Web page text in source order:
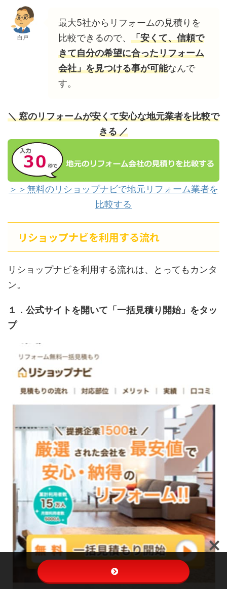
白戸
最大5社からリフォームの見積りを
比較できるので、 「安くて、信頼で
きて自分の希望に合ったリフォーム
会社」を見つける事が可能なんで
す。
＼ 窓のリフォームが安くて安心な地元業者を比較で
きる ／
＞＞無料のリショップナビで地元リフォーム業者を
比較する
リショップナビを利用する流れ
リショップナビを利用する流れは、とってもカンタ
ン。
１．公式サイトを開いて「一括見積り開始」をタッ
プ